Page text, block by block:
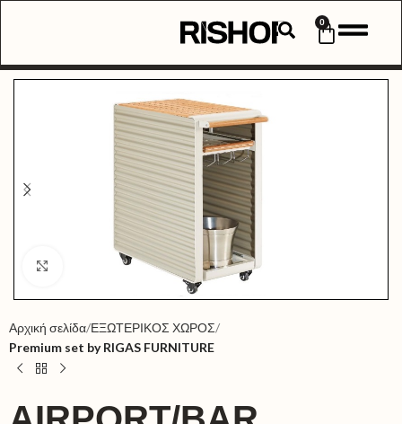
0
Click to enlarge
Αρχική σελίδα ΕΞΩΤΕΡΙΚΟΣ ΧΩΡΟΣ
Premium set by RIGAS FURNITURE